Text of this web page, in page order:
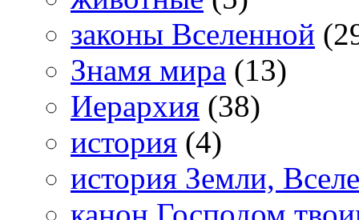
законы Вселенной
Знамя мира (13)
Иерархия (38)
история (4)
история Земли,